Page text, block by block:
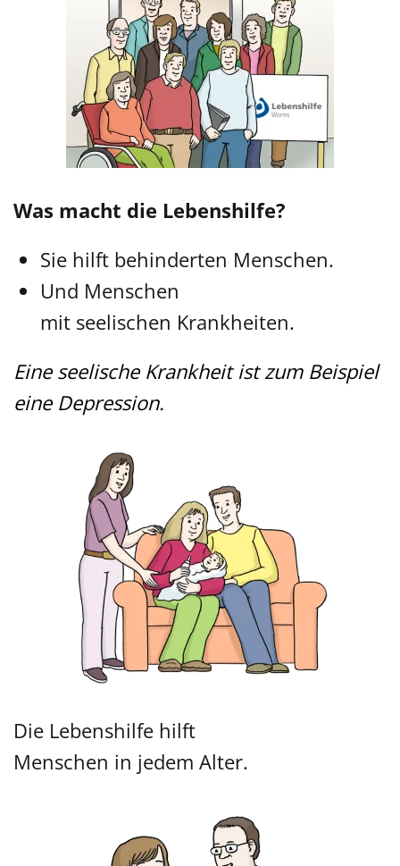
Was macht die Lebenshilfe?
Sie hilft behinderten Menschen.
Und Menschen
mit seelischen Krankheiten.
Eine seelische Krankheit ist zum Beispiel
eine Depression.
Die Lebenshilfe hilft
Menschen in jedem Alter.